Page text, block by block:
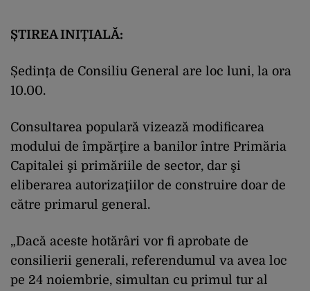
ȘTIREA INIȚIALĂ:
Ședința de Consiliu General are loc luni, la ora
10.00.
Consultarea populară vizează modificarea
modului de împărţire a banilor între Primăria
Capitalei şi primăriile de sector, dar şi
eliberarea autorizaţiilor de construire doar de
către primarul general.
„Dacă aceste hotărâri vor fi aprobate de
consilierii generali, referendumul va avea loc
pe 24 noiembrie, simultan cu primul tur al